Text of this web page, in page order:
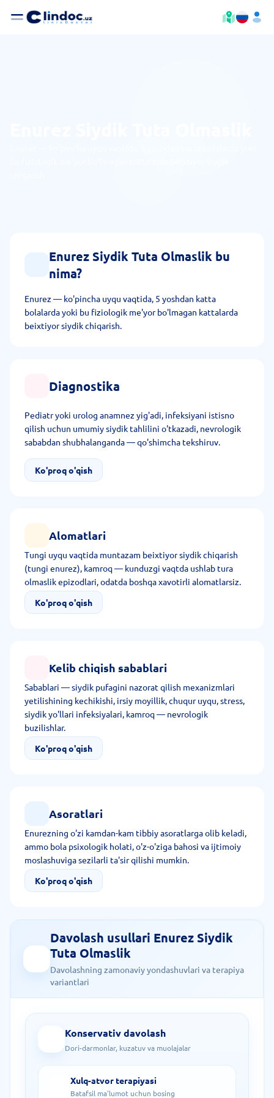
Enurez Siydik Tuta Olmaslik bu
nima?
Enurez — ko'pincha uyqu vaqtida, 5 yoshdan katta
bolalarda yoki bu fiziologik me'yor bo'lmagan kattalarda
beixtiyor siydik chiqarish.
Diagnostika
Pediatr yoki urolog anamnez yig'adi, infeksiyani istisno
qilish uchun umumiy siydik tahlilini o'tkazadi, nevrologik
sababdan shubhalanganda — qo'shimcha tekshiruv.
Ko'proq o'qish
Alomatlari
Tungi uyqu vaqtida muntazam beixtiyor siydik chiqarish
(tungi enurez), kamroq — kunduzgi vaqtda ushlab tura
olmaslik epizodlari, odatda boshqa xavotirli alomatlarsiz.
Ko'proq o'qish
Kelib chiqish sabablari
Sabablari — siydik pufagini nazorat qilish mexanizmlari
yetilishining kechikishi, irsiy moyillik, chuqur uyqu, stress,
siydik yo'llari infeksiyalari, kamroq — nevrologik
buzilishlar.
Ko'proq o'qish
Asoratlari
Enurezning o'zi kamdan-kam tibbiy asoratlarga olib keladi,
ammo bola psixologik holati, o'z-o'ziga bahosi va ijtimoiy
moslashuviga sezilarli ta'sir qilishi mumkin.
Ko'proq o'qish
Davolash usullari Enurez Siydik
Tuta Olmaslik
Davolashning zamonaviy yondashuvlari va terapiya
variantlari
Konservativ davolash
Dori-darmonlar, kuzatuv va muolajalar
Xulq-atvor terapiyasi
Batafsil ma'lumot uchun bosing